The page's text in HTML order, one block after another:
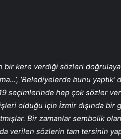
bir kere verdiği sözleri
‘Belediyelerde bunu
seçimlerinde hep çok sözler
olduğu için İzmir dışında bir
Bir zamanlar sembolik
verilen sözlerin tam tersinin